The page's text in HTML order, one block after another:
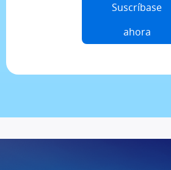
Suscríbase
ahora